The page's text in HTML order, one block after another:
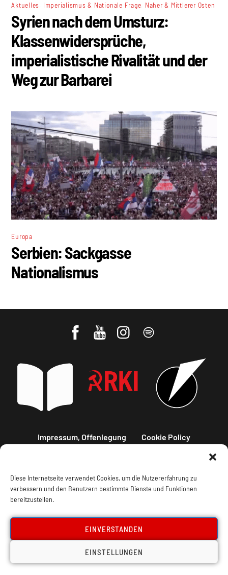
Diese Internetseite verwendet Cookies, um die Nutzererfahrung zu
verbessern und den Benutzern bestimmte Dienste und Funktionen
bereitzustellen.
EINVERSTANDEN
EINSTELLUNGEN
Aktuelles Imperialismus & Nationale Frage Naher & Mittlerer Osten
Syrien nach dem Umsturz:
Klassenwidersprüche,
imperialistische Rivalität und der
Weg zur Barbarei
Europa
Serbien: Sackgasse
Nationalismus
Impressum, Offenlegung Cookie Policy